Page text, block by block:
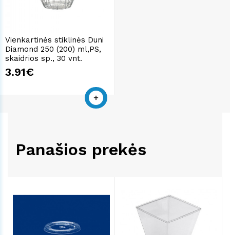
Vienkartinės stiklinės Duni
Diamond 250 (200) ml,PS,
skaidrios sp., 30 vnt.
3.91€
Panašios prekės